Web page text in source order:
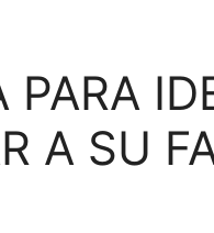
PARA
A SU